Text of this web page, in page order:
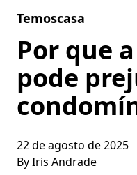
Temoscasa
Por que
pode
22 de agosto de 2025
ByIris Andrade